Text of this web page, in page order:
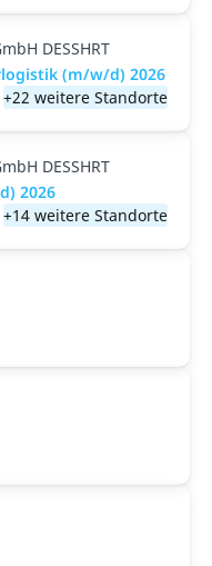
DESSHRT
(m/w/d) 2026
+22 weitere Standorte
DESSHRT
2026
+14 weitere Standorte